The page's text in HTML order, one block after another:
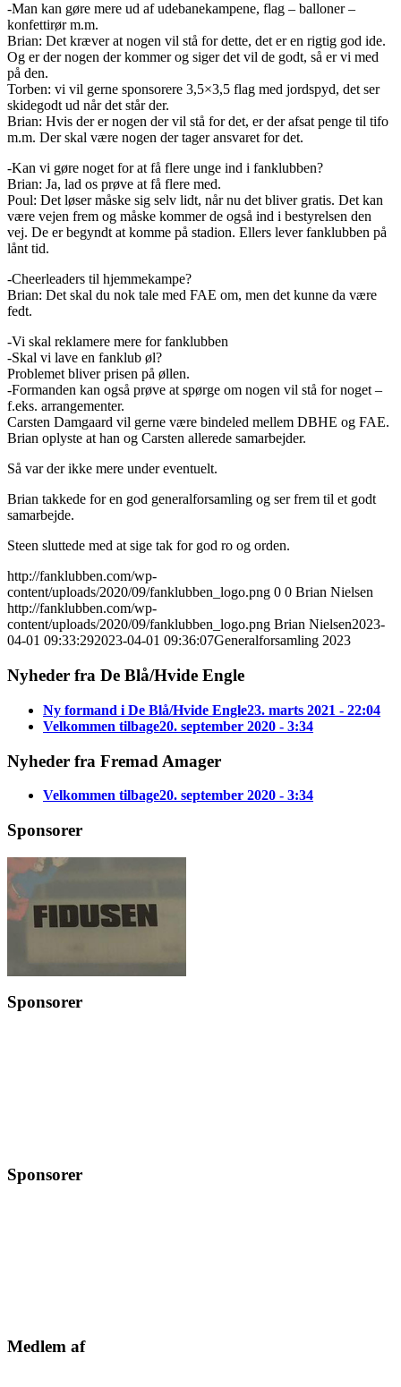
-Man kan gøre mere ud af udebanekampene, flag – balloner –
konfettirør m.m.
Brian: Det kræver at nogen vil stå for dette, det er en rigtig god ide.
Og er der nogen der kommer og siger det vil de godt, så er vi med
på den.
Torben: vi vil gerne sponsorere 3,5×3,5 flag med jordspyd, det ser
skidegodt ud når det står der.
Brian: Hvis der er nogen der vil stå for det, er der afsat penge til tifo
m.m. Der skal være nogen der tager ansvaret for det.
-Kan vi gøre noget for at få flere unge ind i fanklubben?
Brian: Ja, lad os prøve at få flere med.
Poul: Det løser måske sig selv lidt, når nu det bliver gratis. Det kan
være vejen frem og måske kommer de også ind i bestyrelsen den
vej. De er begyndt at komme på stadion. Ellers lever fanklubben på
lånt tid.
-Cheerleaders til hjemmekampe?
Brian: Det skal du nok tale med FAE om, men det kunne da være
fedt.
-Vi skal reklamere mere for fanklubben
-Skal vi lave en fanklub øl?
Problemet bliver prisen på øllen.
-Formanden kan også prøve at spørge om nogen vil stå for noget –
f.eks. arrangementer.
Carsten Damgaard vil gerne være bindeled mellem DBHE og FAE.
Brian oplyste at han og Carsten allerede samarbejder.
Så var der ikke mere under eventuelt.
Brian takkede for en god generalforsamling og ser frem til et godt
samarbejde.
Steen sluttede med at sige tak for god ro og orden.
http://fanklubben.com/wp-
content/uploads/2020/09/fanklubben_logo.png 0 0 Brian Nielsen
http://fanklubben.com/wp-
content/uploads/2020/09/fanklubben_logo.png Brian Nielsen2023-
04-01 09:33:292023-04-01 09:36:07Generalforsamling 2023
Nyheder fra De Blå/Hvide Engle
Ny formand i De Blå/Hvide Engle23. marts 2021 - 22:04
Velkommen tilbage20. september 2020 - 3:34
Nyheder fra Fremad Amager
Velkommen tilbage20. september 2020 - 3:34
Sponsorer
Sponsorer
Sponsorer
Medlem af